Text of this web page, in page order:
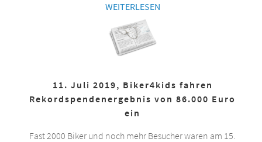
WEITERLESEN
11. Juli 2019, Biker4kids fahren
Rekordspendenergebnis von 86.000 Euro
ein
Fast 2000 Biker und noch mehr Besucher waren am 15.